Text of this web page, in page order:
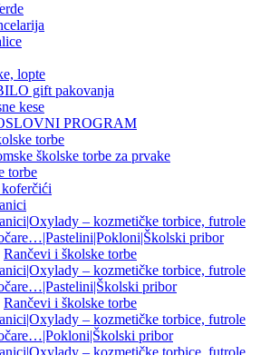
lopte
gift pakovanja
kese
PROGRAM
torbe
školske torbe za prvake
torbe
– kozmetičke torbice, futrole
pribor
Rančevi i školske torbe
– kozmetičke torbice, futrole
pribor
Rančevi i školske torbe
– kozmetičke torbice, futrole
pribor
– kozmetičke torbice, futrole